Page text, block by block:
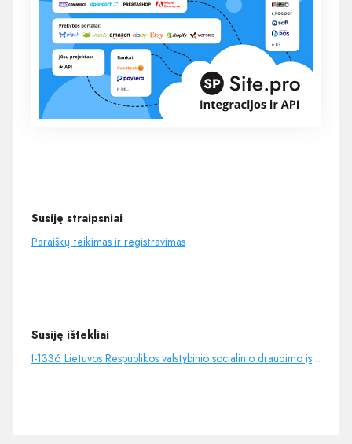
Susiję straipsniai
Paraiškų teikimas ir registravimas
Susiję ištekliai
I-1336 Lietuvos Respublikos valstybinio socialinio draudimo įstatymas